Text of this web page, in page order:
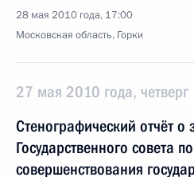
28 мая 2010 года, 17:00
Московская область, Горки
27 мая 2010 года, четверг
Стенографический отчёт о
Государственного совета
совершенствования